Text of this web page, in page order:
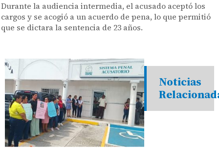
Durante la audiencia intermedia, el acusado aceptó los
cargos y se acogió a un acuerdo de pena, lo que permitió
que se dictara la sentencia de 23 años.
Noticias